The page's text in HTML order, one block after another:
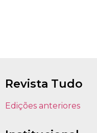
Revista Tudo
Edições anteriores